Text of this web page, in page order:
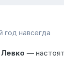
год навсегда
—